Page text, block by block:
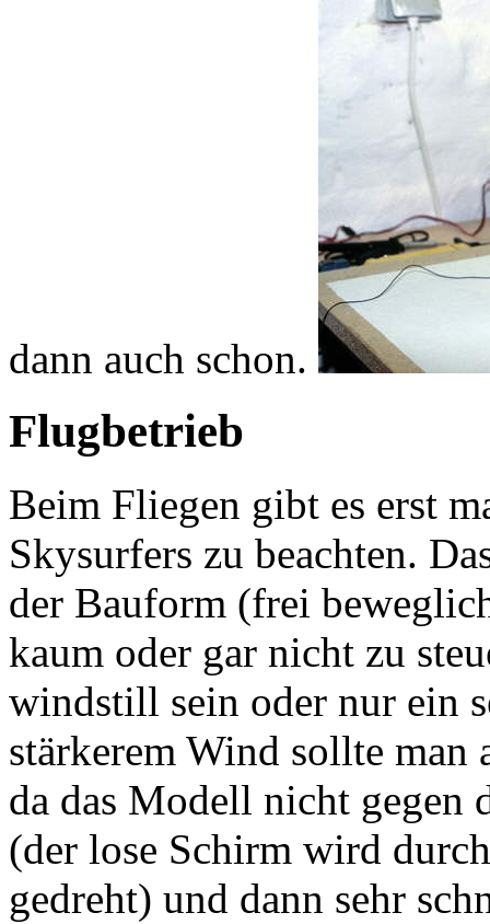
dann auch schon.
Flugbetrieb
Beim Fliegen gibt es erst
Skysurfers zu beachten.
der Bauform (frei
kaum oder gar nicht zu
windstill sein oder nur ein
stärkerem Wind sollte man
da das Modell nicht gegen
(der lose Schirm wird
gedreht) und dann sehr